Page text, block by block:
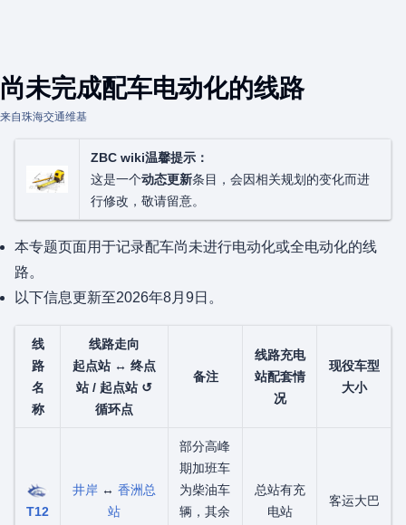
尚未完成配车电动化的线路
来自珠海交通维基
ZBC wiki温馨提示：
这是一个动态更新条目，会因相关规划的变化而进
行修改，敬请留意。
本专题页面用于记录配车尚未进行电动化或全电动化的线
路。
以下信息更新至2026年8月9日。
线
路
名
称
线路走向
起点站 ↔ 终点
站 / 起点站 ↺
循环点
备注
线路充电
站配套情
况
现役车型
大小
T12
井岸 ↔ 香洲总
站
部分高峰
期加班车
为柴油车
辆，其余
总站有充
电站
客运大巴